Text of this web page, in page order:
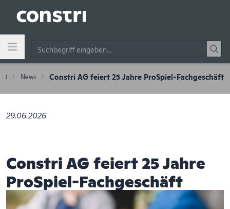
News Constri AG feiert 25 Jahre ProSpiel-Fachgeschäft
29.06.2026
Constri AG feiert 25 Jahre
ProSpiel-Fachgeschäft